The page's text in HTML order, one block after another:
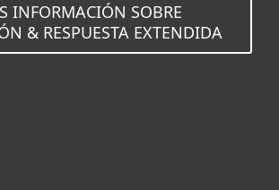
INFORMACIÓN SOBRE
& RESPUESTA EXTENDIDA